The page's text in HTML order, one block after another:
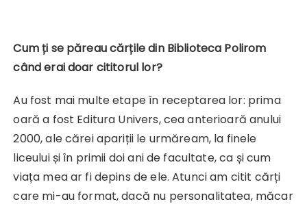
Cum ți se păreau cărțile din Biblioteca Polirom
când erai doar cititorul lor?
Au fost mai multe etape în receptarea lor: prima
oară a fost Editura Univers, cea anterioară anului
2000, ale cărei apariții le urmăream, la finele
liceului și în primii doi ani de facultate, ca și cum
viața mea ar fi depins de ele. Atunci am citit cărți
care mi-au format, dacă nu personalitatea, măcar